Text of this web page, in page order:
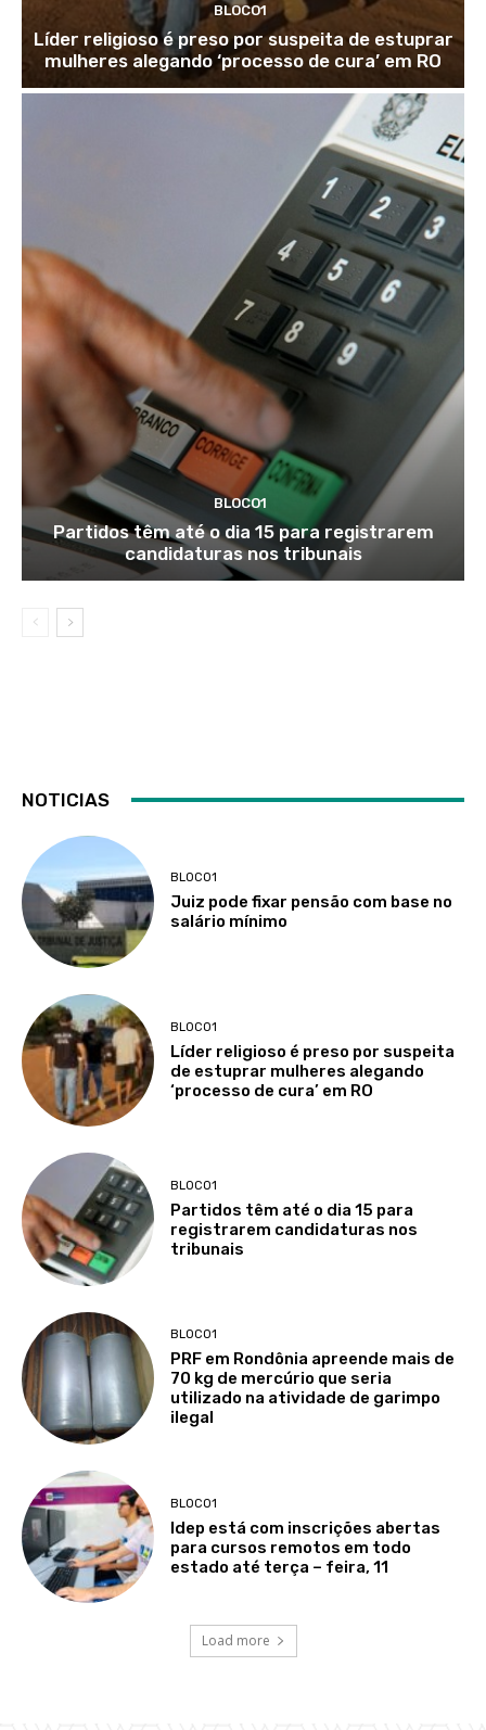
BLOCO1
Líder religioso é preso por suspeita de estuprar
mulheres alegando ‘processo de cura’ em RO
BLOCO1
Partidos têm até o dia 15 para registrarem
candidaturas nos tribunais
NOTICIAS
BLOCO1
Juiz pode fixar pensão com base no
salário mínimo
BLOCO1
Líder religioso é preso por suspeita
de estuprar mulheres alegando
‘processo de cura’ em RO
BLOCO1
Partidos têm até o dia 15 para
registrarem candidaturas nos
tribunais
BLOCO1
PRF em Rondônia apreende mais de
70 kg de mercúrio que seria
utilizado na atividade de garimpo
ilegal
BLOCO1
Idep está com inscrições abertas
para cursos remotos em todo
estado até terça – feira, 11
Load more